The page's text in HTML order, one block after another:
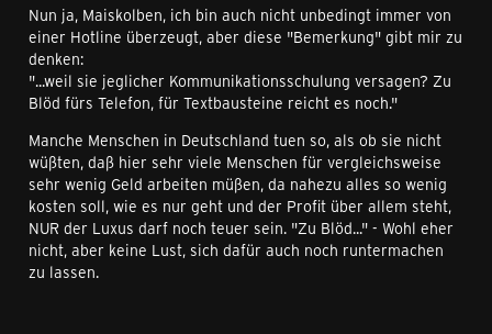
Nun ja, Maiskolben, ich bin auch nicht unbedingt immer von
einer Hotline überzeugt, aber diese "Bemerkung" gibt mir zu
denken:
"...weil sie jeglicher Kommunikationsschulung versagen? Zu
Blöd fürs Telefon, für Textbausteine reicht es noch."
Manche Menschen in Deutschland tuen so, als ob sie nicht
wüßten, daß hier sehr viele Menschen für vergleichsweise
sehr wenig Geld arbeiten müßen, da nahezu alles so wenig
kosten soll, wie es nur geht und der Profit über allem steht,
NUR der Luxus darf noch teuer sein. "Zu Blöd..." - Wohl eher
nicht, aber keine Lust, sich dafür auch noch runtermachen
zu lassen.